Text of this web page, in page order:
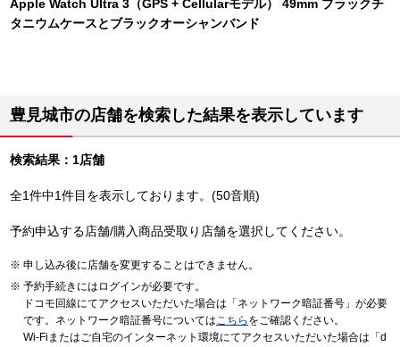
Apple Watch Ultra 3（GPS + Cellularモデル） 49mm ブラックチ
タニウムケースとブラックオーシャンバンド
豊見城市の店舗を検索した結果を表示しています
検索結果：1店舗
全1件中1件目を表示しております。(50音順)
予約申込する店舗/購入商品受取り店舗を選択してください。
申し込み後に店舗を変更することはできません。
予約手続きにはログインが必要です。
ドコモ回線にてアクセスいただいた場合は「ネットワーク暗証番号」が必要
です。ネットワーク暗証番号についてはこちら をご確認ください。
Wi-Fiまたはご自宅のインターネット環境にてアクセスいただいた場合は「d